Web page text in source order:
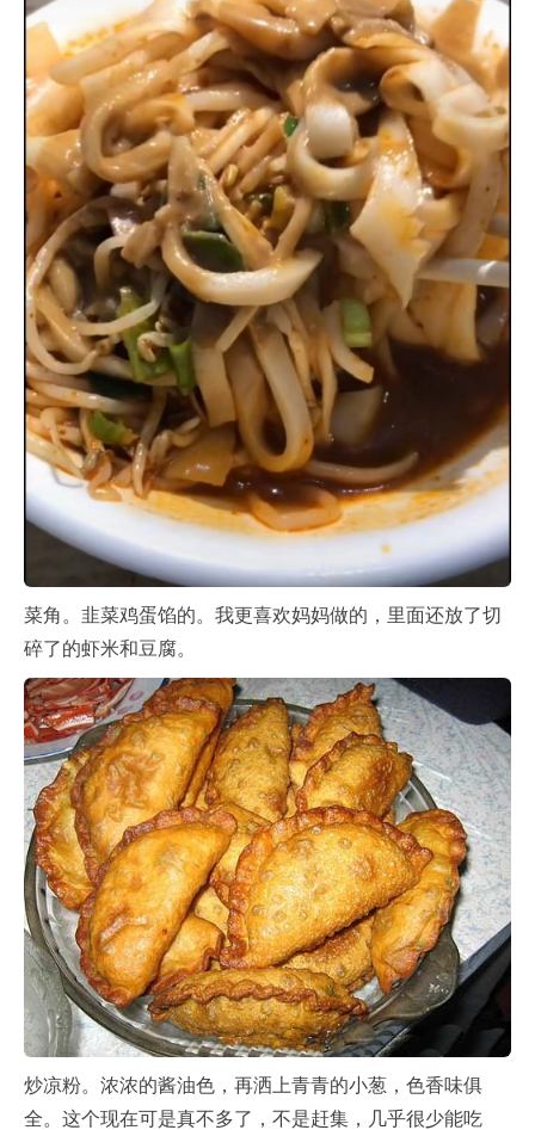
菜角。韭菜鸡蛋馅的。我更喜欢妈妈做的，里面还放了切
碎了的虾米和豆腐。
炒凉粉。浓浓的酱油色，再洒上青青的小葱，色香味俱
全。这个现在可是真不多了，不是赶集，几乎很少能吃